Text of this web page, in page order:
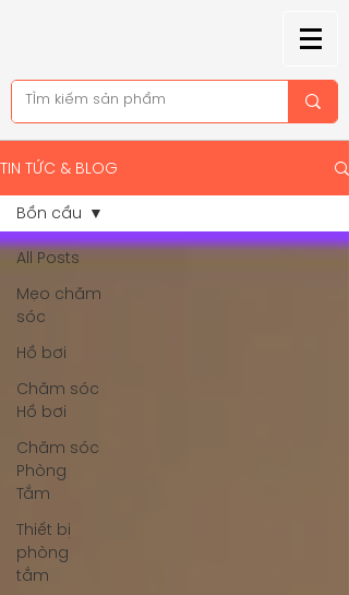
TIN TỨC & BLOG
All Posts
Mẹo chăm
sóc
Hồ bơi
Chăm sóc
Hồ bơi
Chăm sóc
Phòng
Tắm
Thiết bị
phòng
tắm
Bồn cầu